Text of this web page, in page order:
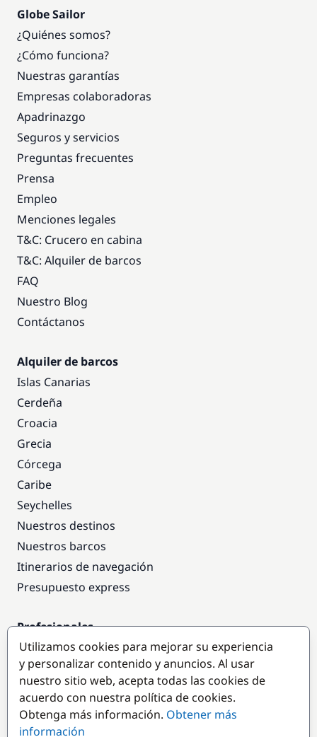
Globe Sailor
¿Quiénes somos?
¿Cómo funciona?
Nuestras garantías
Empresas colaboradoras
Apadrinazgo
Seguros y servicios
Preguntas frecuentes
Prensa
Empleo
Menciones legales
T&C: Crucero en cabina
T&C: Alquiler de barcos
FAQ
Nuestro Blog
Contáctanos
Alquiler de barcos
Islas Canarias
Cerdeña
Croacia
Grecia
Córcega
Caribe
Seychelles
Nuestros destinos
Nuestros barcos
Itinerarios de navegación
Presupuesto express
Profesionales
Acceso empresas
Colaborar como empresa
Destinos populares
Utilizamos cookies para mejorar su experiencia
y personalizar contenido y anuncios. Al usar
nuestro sitio web, acepta todas las cookies de
acuerdo con nuestra política de cookies.
Obtenga más información. Obtener más
información